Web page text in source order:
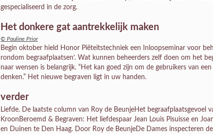
gespecialiseerd in de zorg.
Het donkere gat aantrekkelijk maken
© Pauline Prior
Begin oktober hield Honor Piëteitstechniek een Inloopseminar voor
rondom begraafplaatsen’. Wat kunnen beheerders zelf doen om het
naar wensen is belangrijk. “Het kan goed zijn om de gebruikers van
denken.” Het nieuwe begraven ligt in uw handen.
verder
Liefde. De laatste column van Roy de BeunjeHet begraafplaatsgevoel
KroonBeroemd & Begraven: Het liefdespaar Jean Louis Pisuisse en
en Duinen te Den Haag. Door Roy de BeunjeDe Dames inspecteren